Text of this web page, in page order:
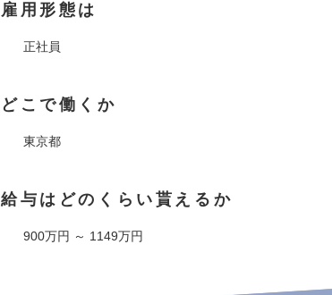
雇用形態は
正社員
どこで働くか
東京都
給与はどのくらい貰えるか
900万円 ～ 1149万円